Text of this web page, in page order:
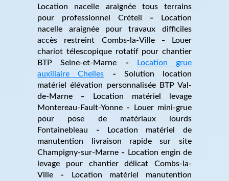
Location nacelle araignée tous terrains
pour professionnel Créteil
Location
nacelle araignée pour travaux difficiles
accès restreint Combs-la-Ville
Louer
chariot télescopique rotatif pour chantier
BTP Seine-et-Marne
Location grue
auxiliaire Chelles
Solution location
matériel élévation personnalisée BTP Val-
de-Marne
Location matériel levage
Montereau-Fault-Yonne
Louer mini-grue
pour pose de matériaux lourds
Fontainebleau
Location matériel de
manutention livraison rapide sur site
Champigny-sur-Marne
Location engin de
levage pour chantier délicat Combs-la-
Ville
Location matériel manutention